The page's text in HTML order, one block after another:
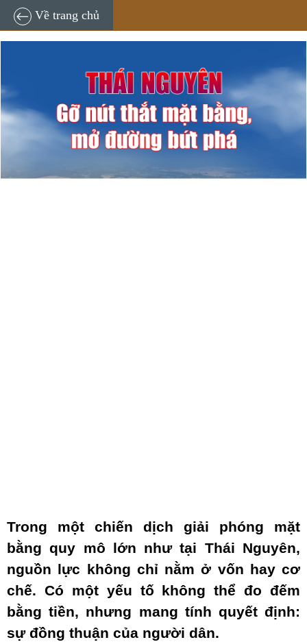
Về trang chủ
Nhóm P.V 10:20, 14/04/2026
Trong một chiến dịch giải phóng mặt
bằng quy mô lớn như tại Thái Nguyên,
nguồn lực không chỉ nằm ở vốn hay cơ
chế. Có một yếu tố không thể đo đếm
bằng tiền, nhưng mang tính quyết định:
sự đồng thuận của người dân.